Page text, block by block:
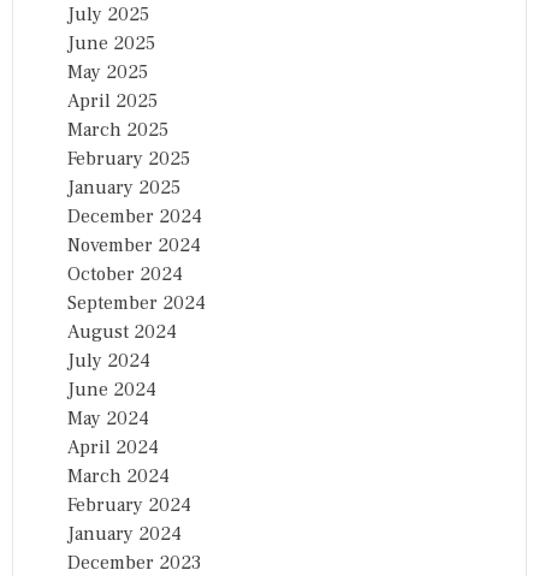
July 2025
June 2025
May 2025
April 2025
March 2025
February 2025
January 2025
December 2024
November 2024
October 2024
September 2024
August 2024
July 2024
June 2024
May 2024
April 2024
March 2024
February 2024
January 2024
December 2023